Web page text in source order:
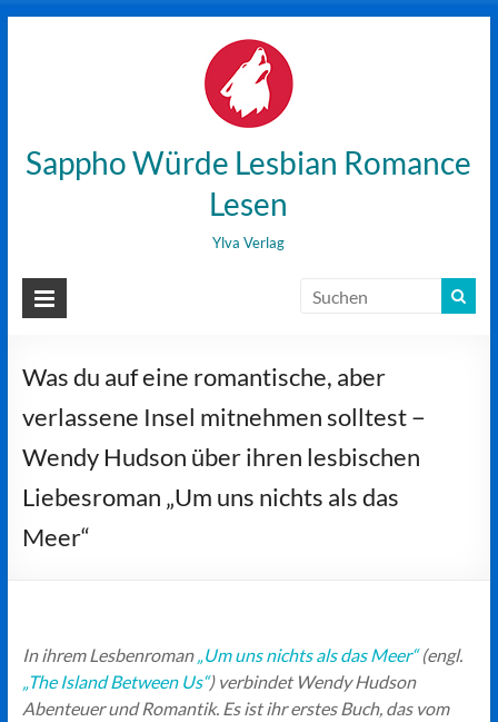
Sappho Würde Lesbian Romance
Lesen
Ylva Verlag
Was du auf eine romantische, aber
verlassene Insel mitnehmen solltest −
Wendy Hudson über ihren lesbischen
Liebesroman „Um uns nichts als das
Meer“
In ihrem Lesbenroman„Um uns nichts als das Meer“(engl.
„The Island Between Us“) verbindet Wendy Hudson
Abenteuer und Romantik. Es ist ihr erstes Buch, das vom